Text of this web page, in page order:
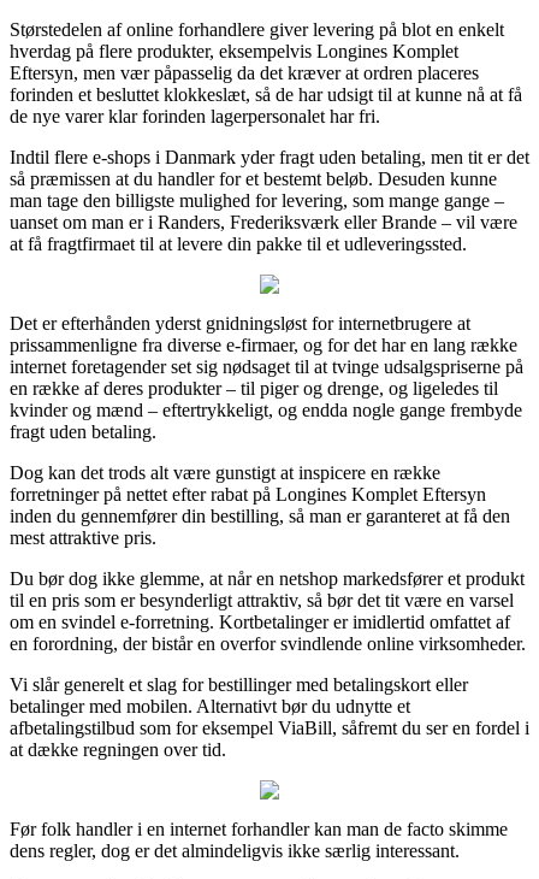
Størstedelen af online forhandlere giver levering på blot en enkelt
hverdag på flere produkter, eksempelvis Longines Komplet
Eftersyn, men vær påpasselig da det kræver at ordren placeres
forinden et besluttet klokkeslæt, så de har udsigt til at kunne nå at få
de nye varer klar forinden lagerpersonalet har fri.
Indtil flere e-shops i Danmark yder fragt uden betaling, men tit er det
så præmissen at du handler for et bestemt beløb. Desuden kunne
man tage den billigste mulighed for levering, som mange gange –
uanset om man er i Randers, Frederiksværk eller Brande – vil være
at få fragtfirmaet til at levere din pakke til et udleveringssted.
Det er efterhånden yderst gnidningsløst for internetbrugere at
prissammenligne fra diverse e-firmaer, og for det har en lang række
internet foretagender set sig nødsaget til at tvinge udsalgspriserne på
en række af deres produkter – til piger og drenge, og ligeledes til
kvinder og mænd – eftertrykkeligt, og endda nogle gange frembyde
fragt uden betaling.
Dog kan det trods alt være gunstigt at inspicere en række
forretninger på nettet efter rabat på Longines Komplet Eftersyn
inden du gennemfører din bestilling, så man er garanteret at få den
mest attraktive pris.
Du bør dog ikke glemme, at når en netshop markedsfører et produkt
til en pris som er besynderligt attraktiv, så bør det tit være en varsel
om en svindel e-forretning. Kortbetalinger er imidlertid omfattet af
en forordning, der bistår en overfor svindlende online virksomheder.
Vi slår generelt et slag for bestillinger med betalingskort eller
betalinger med mobilen. Alternativt bør du udnytte et
afbetalingstilbud som for eksempel ViaBill, såfremt du ser en fordel i
at dække regningen over tid.
Før folk handler i en internet forhandler kan man de facto skimme
dens regler, dog er det almindeligvis ikke særlig interessant.